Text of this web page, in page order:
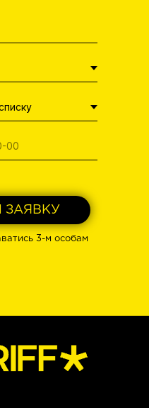
3-м особам